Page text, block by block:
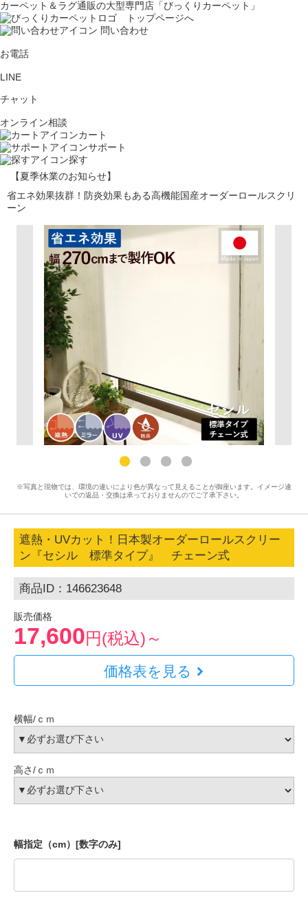
カーペット＆ラグ通販の大型専門店「びっくりカーペット」
問い合わせ
お電話
LINE
チャット
オンライン相談
カート
サポート
探す
【夏季休業のお知らせ】
省エネ効果抜群！防炎効果もある高機能国産オーダーロールスクリ
ーン
※写真と現物では、環境の違いにより色が異なって見えることが御座います。イメージ違
いでの返品・交換は承っておりませんのでご了承下さい。
遮熱・UVカット！日本製オーダーロールスクリー
ン『セシル 標準タイプ』 チェーン式
商品ID：146623648
販売価格
17,600円(税込)～
価格表を見る
横幅/ｃｍ
高さ/ｃｍ
幅指定（cm）[数字のみ]